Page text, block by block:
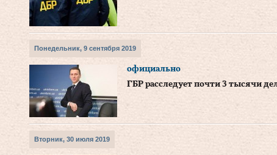
Понедельник, 9 сентября 2019
официально
ГБР расследует почти 3 тысячи
Вторник, 30 июля 2019